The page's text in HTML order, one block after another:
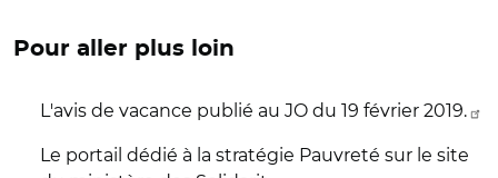
Pour aller plus loin
L'avis de vacance publié au JO du 19 février 2019.
Le portail dédié à la stratégie Pauvreté sur le site